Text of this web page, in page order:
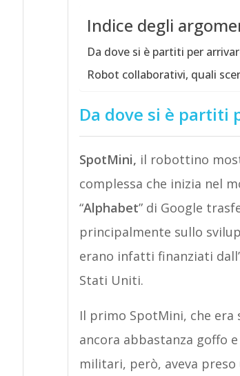
Indice degli
Da dove si è partiti per
Robot collaborativi, quali
Da dove si è partiti
SpotMini, il robottino
complessa che inizia nel
“Alphabet” di Google
principalmente sullo
erano infatti finanziati
Stati Uniti.
Il primo SpotMini, che
ancora abbastanza goffo
militari, però, aveva